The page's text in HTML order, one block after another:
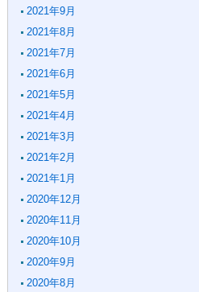
2021年9月
2021年8月
2021年7月
2021年6月
2021年5月
2021年4月
2021年3月
2021年2月
2021年1月
2020年12月
2020年11月
2020年10月
2020年9月
2020年8月